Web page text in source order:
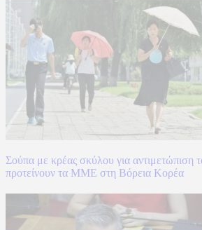
Σούπα με κρέας σκύλου για αντιμετώπιση
προτείνουν τα ΜΜΕ στη Βόρεια Κορέα